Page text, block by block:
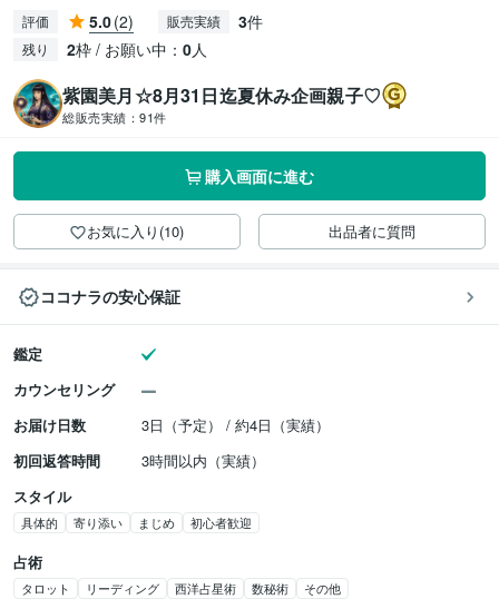
評価 5.0(2) 販売実績 3件
残り 2枠 / お願い中： 0人
紫園美月☆8月31日迄夏休み企画親子♡
総販売実績： 91件
購入画面に進む
お気に入り(10) 出品者に質問
ココナラの安心保証
鑑定
カウンセリング
お届け日数
3日（予定） / 約4日（実績）
初回返答時間
3時間以内（実績）
スタイル
具体的 寄り添い まじめ 初心者歓迎
占術
タロット リーディング 西洋占星術 数秘術 その他